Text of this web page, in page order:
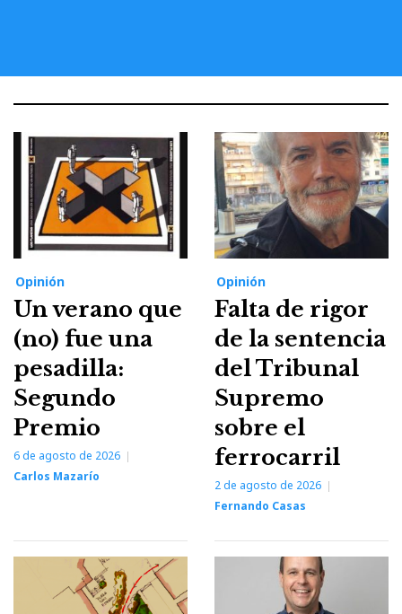
Opinión
Un verano que
(no) fue una
pesadilla:
Segundo
Premio
6 de agosto de 2026
Carlos Mazarío
Opinión
Falta de rigor
de la sentencia
del Tribunal
Supremo
sobre el
ferrocarril
2 de agosto de 2026
Fernando Casas